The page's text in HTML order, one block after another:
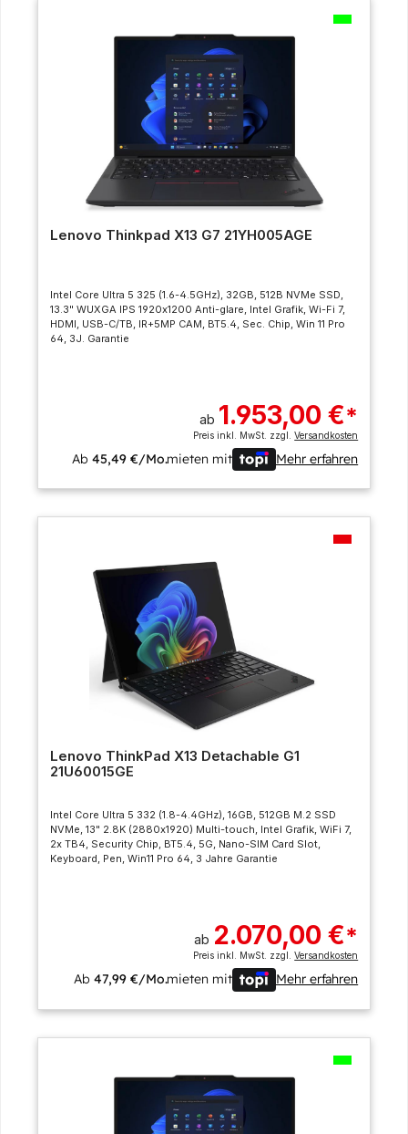
Lenovo Thinkpad X13 G7 21YH005AGE
Intel Core Ultra 5 325 (1.6-4.5GHz), 32GB, 512B NVMe SSD,
13.3" WUXGA IPS 1920x1200 Anti-glare, Intel Grafik, Wi-Fi 7,
HDMI, USB-C/TB, IR+5MP CAM, BT5.4, Sec. Chip, Win 11 Pro
64, 3J. Garantie
ab 1.953,00 €*
Preis inkl. MwSt. zzgl.Versandkosten
Ab45,49 €/Mo.mieten mit Mehr erfahren
Lenovo ThinkPad X13 Detachable G1
21U60015GE
Intel Core Ultra 5 332 (1.8-4.4GHz), 16GB, 512GB M.2 SSD
NVMe, 13" 2.8K (2880x1920) Multi-touch, Intel Grafik, WiFi 7,
2x TB4, Security Chip, BT5.4, 5G, Nano-SIM Card Slot,
Keyboard, Pen, Win11 Pro 64, 3 Jahre Garantie
ab 2.070,00 €*
Preis inkl. MwSt. zzgl.Versandkosten
Ab47,99 €/Mo.mieten mit Mehr erfahren